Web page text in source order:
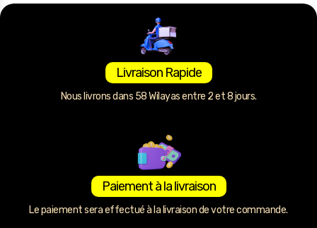
Livraison Rapide
Nous livrons dans 58 Wilayas entre 2 et 8 jours.
Paiement à la livraison
Le paiement sera effectué à la livraison de votre commande.